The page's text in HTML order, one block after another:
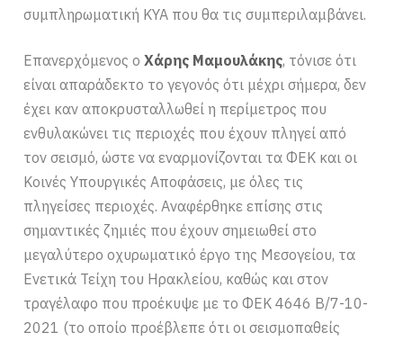
συμπληρωματική ΚΥΑ που θα τις συμπεριλαμβάνει.
Επανερχόμενος οΧάρης Μαμουλάκης, τόνισε ότι
είναι απαράδεκτο το γεγονός ότι μέχρι σήμερα, δεν
έχει καν αποκρυσταλλωθεί η περίμετρος που
ενθυλακώνει τις περιοχές που έχουν πληγεί από
τον σεισμό, ώστε να εναρμονίζονται τα ΦΕΚ και οι
Κοινές Υπουργικές Αποφάσεις, με όλες τις
πληγείσες περιοχές. Αναφέρθηκε επίσης στις
σημαντικές ζημιές που έχουν σημειωθεί στο
μεγαλύτερο οχυρωματικό έργο της Μεσογείου, τα
Ενετικά Τείχη του Ηρακλείου, καθώς και στον
τραγέλαφο που προέκυψε με το ΦΕΚ 4646 Β/7-10-
2021 (το οποίο προέβλεπε ότι οι σεισμοπαθείς